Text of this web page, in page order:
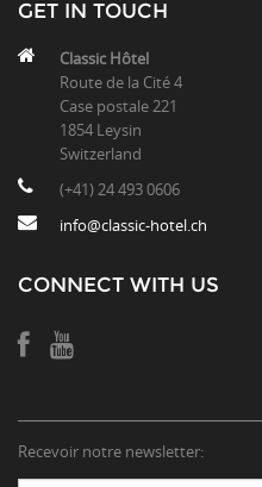
GET IN TOUCH
Classic Hôtel
Route de la Cité 4
Case postale 221
1854 Leysin
Switzerland
(+41) 24 493 0606
info@classic-hotel.ch
CONNECT WITH US
Recevoir notre newsletter: